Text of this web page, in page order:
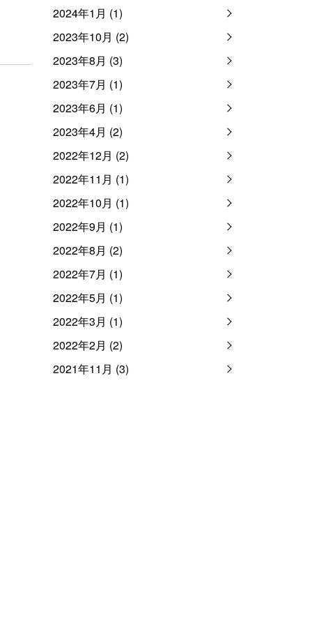
2024年1月 (1)
2023年10月 (2)
2023年8月 (3)
2023年7月 (1)
2023年6月 (1)
2023年4月 (2)
2022年12月 (2)
2022年11月 (1)
2022年10月 (1)
2022年9月 (1)
2022年8月 (2)
2022年7月 (1)
2022年5月 (1)
2022年3月 (1)
2022年2月 (2)
2021年11月 (3)